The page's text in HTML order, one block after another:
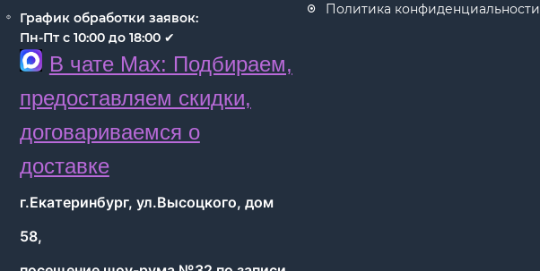
График обработки заявок:
Пн-Пт с 10:00 до 18:00 ✔
В чате Max: Подбираем,
предоставляем скидки,
договариваемся о
доставке
г.Екатеринбург, ул.Высоцкого, дом
58,
Политика конфиденциальности